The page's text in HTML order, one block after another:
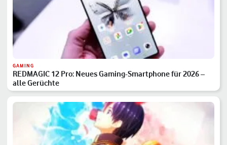
GAMING
REDMAGIC 12 Pro: Neues Gaming-Smartphone für 2026 –
alle Gerüchte